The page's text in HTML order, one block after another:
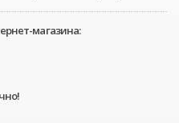
магазина: